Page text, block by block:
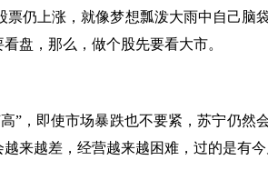
仍上涨，就像梦想瓢泼大雨中自己脑
盘，那么，做个股先要看大市。
，即使市场暴跌也不要紧，苏宁仍
来越差，经营越来越困难，过的是有今